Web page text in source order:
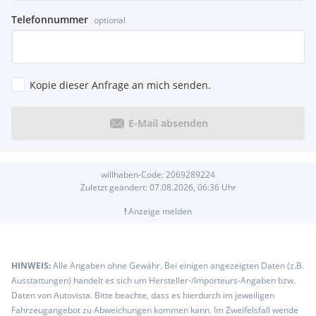
Induktionsladeschale für Smartphone (Wireless Charging)
Klimaautomatik 2,5-Zonen mit autom. Umluft-Control
Lenkrad (Sport/Leder M-Technic) mit Multifunktion
Scheibenwischer mit Regensensor
Antriebsart: Allradantrieb
Antriebsart: xDrive (Allrad)
Dynamische Stabilitäts-Control (DSC)
Geschwindigkeits-Begrenzeranlage (Speed Limit Device)
Komfortzugang (Öffnungs- und Schließsystem)
Kopf-Airbag-System hinten
Telefonnummer optional
Kopie dieser Anfrage an mich senden.
E-Mail absenden
willhaben-Code: 2069289224
Zuletzt geändert: 07.08.2026, 06:36Uhr
!Anzeige melden
HINWEIS:Alle Angaben ohne Gewähr. Bei einigen angezeigten Daten (z.B.
Ausstattungen) handelt es sich um Hersteller-/Importeurs-Angaben bzw.
Daten von Autovista. Bitte beachte, dass es hierdurch im jeweiligen
Fahrzeugangebot zu Abweichungen kommen kann. Im Zweifelsfall wende